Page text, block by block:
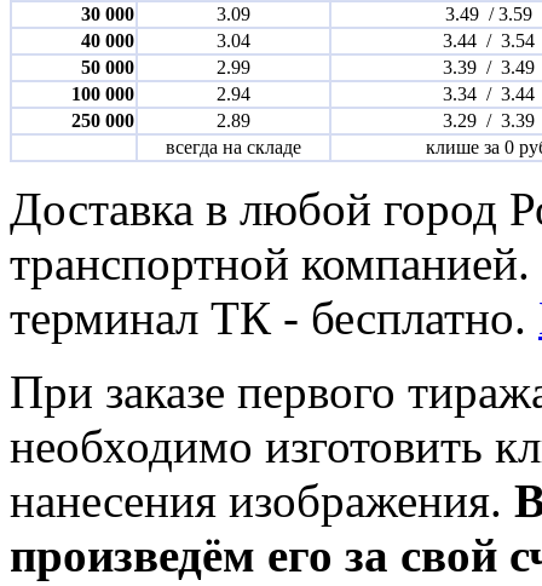
30 000
3.09
3.49 / 3.59
40 000
3.04
3.44 / 3.54
50 000
2.99
3.39 / 3.49
100 000
2.94
3.34 / 3.44
250 000
2.89
3.29 / 3.39
всегда на складе
клише за 0
Доставка в любой город
транспортной компанией.
терминал ТК - бесплатно.
При заказе первого
необходимо изготовить
нанесения изображения.
произведём его за свой